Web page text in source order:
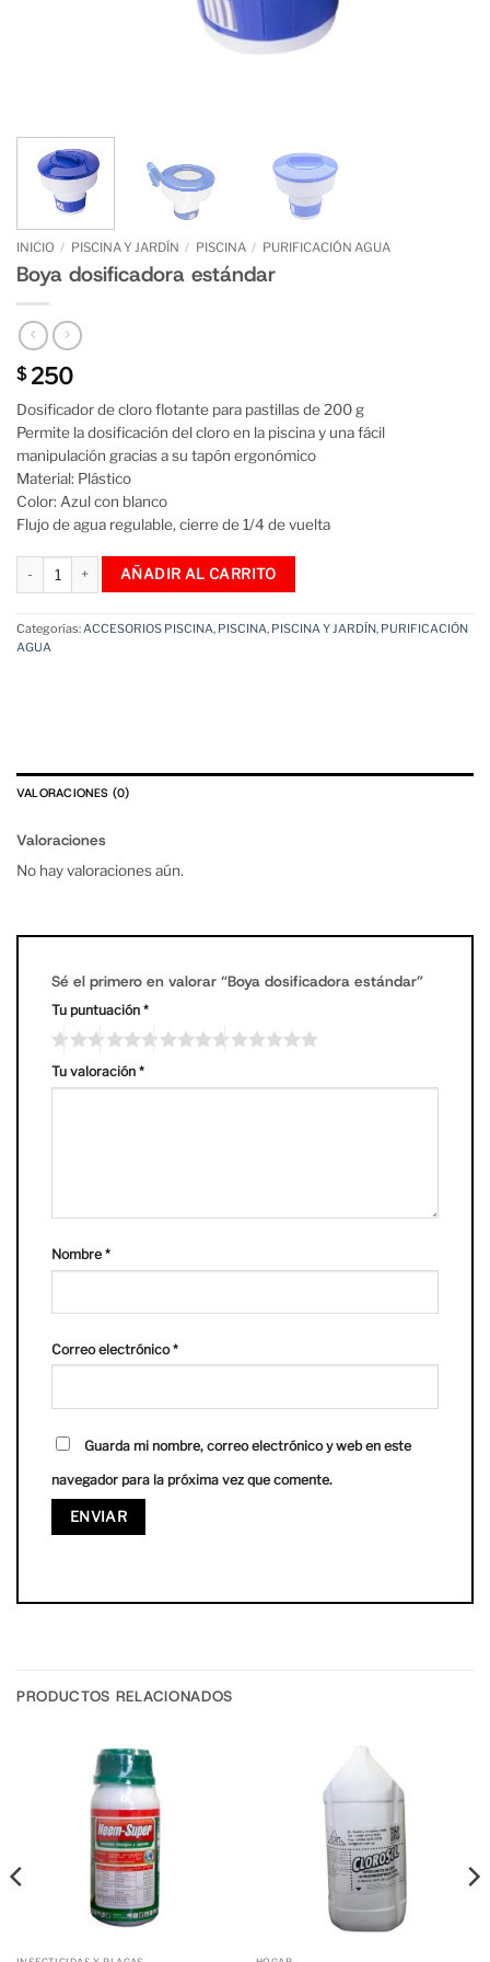
INICIO / PISCINA Y JARDÍN / PISCINA / PURIFICACIÓN AGUA
Boya dosificadora estándar
$250
Dosificador de cloro flotante para pastillas de 200 g
Permite la dosificación del cloro en la piscina y una fácil
manipulación gracias a su tapón ergonómico
Material: Plástico
Color: Azul con blanco
Flujo de agua regulable, cierre de 1/4 de vuelta
Boya dosificadora estándar cantidad
AÑADIR AL CARRITO
Categorías: ACCESORIOS PISCINA, PISCINA, PISCINA Y JARDÍN, PURIFICACIÓN
AGUA
VALORACIONES (0)
Valoraciones
No hay valoraciones aún.
Sé el primero en valorar “Boya dosificadora estándar”
Tu puntuación *
Tu valoración *
Nombre *
Correo electrónico*
Guarda mi nombre, correo electrónico y web en este
navegador para la próxima vez que comente.
PRODUCTOS RELACIONADOS